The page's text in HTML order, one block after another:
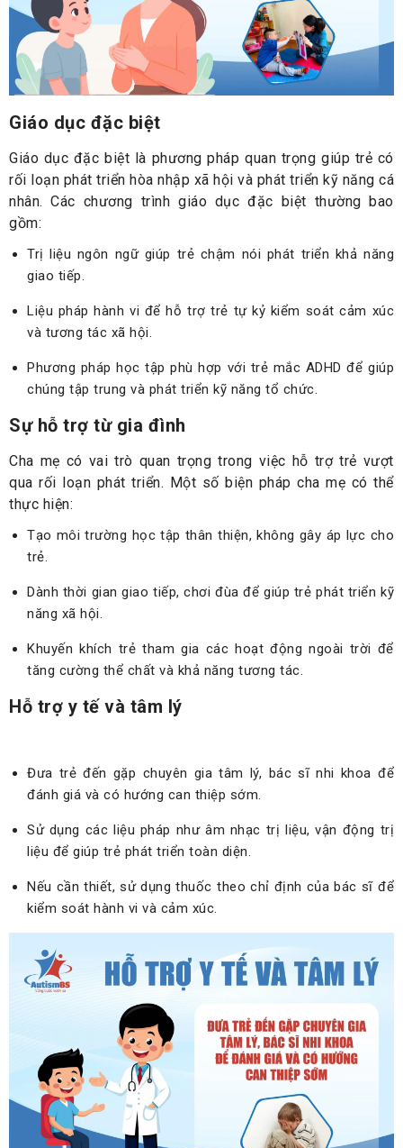
Giáo dục đặc biệt
Giáo dục đặc biệt là phương pháp quan trọng giúp trẻ có
rối loạn phát triển hòa nhập xã hội và phát triển kỹ năng cá
nhân. Các chương trình giáo dục đặc biệt thường bao
gồm:
Trị liệu ngôn ngữ giúp trẻ chậm nói phát triển khả năng
giao tiếp.
Liệu pháp hành vi để hỗ trợ trẻ tự kỷ kiểm soát cảm xúc
và tương tác xã hội.
Phương pháp học tập phù hợp với trẻ mắc ADHD để giúp
chúng tập trung và phát triển kỹ năng tổ chức.
Sự hỗ trợ từ gia đình
Cha mẹ có vai trò quan trọng trong việc hỗ trợ trẻ vượt
qua rối loạn phát triển. Một số biện pháp cha mẹ có thể
thực hiện:
Tạo môi trường học tập thân thiện, không gây áp lực cho
trẻ.
Dành thời gian giao tiếp, chơi đùa để giúp trẻ phát triển kỹ
năng xã hội.
Khuyến khích trẻ tham gia các hoạt động ngoài trời để
tăng cường thể chất và khả năng tương tác.
Hỗ trợ y tế và tâm lý
Đưa trẻ đến gặp chuyên gia tâm lý, bác sĩ nhi khoa để
đánh giá và có hướng can thiệp sớm.
Sử dụng các liệu pháp như âm nhạc trị liệu, vận động trị
liệu để giúp trẻ phát triển toàn diện.
Nếu cần thiết, sử dụng thuốc theo chỉ định của bác sĩ để
kiểm soát hành vi và cảm xúc.